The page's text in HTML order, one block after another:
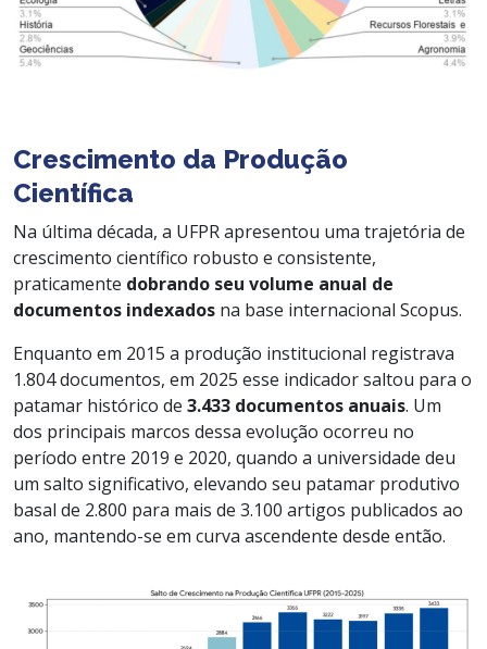
Crescimento da Produção
Científica
Na última década, a UFPR apresentou uma trajetória de
crescimento científico robusto e consistente,
praticamente dobrando seu volume anual de
documentos indexados na base internacional Scopus.
Enquanto em 2015 a produção institucional registrava
1.804 documentos, em 2025 esse indicador saltou para o
patamar histórico de 3.433 documentos anuais. Um
dos principais marcos dessa evolução ocorreu no
período entre 2019 e 2020, quando a universidade deu
um salto significativo, elevando seu patamar produtivo
basal de 2.800 para mais de 3.100 artigos publicados ao
ano, mantendo-se em curva ascendente desde então.